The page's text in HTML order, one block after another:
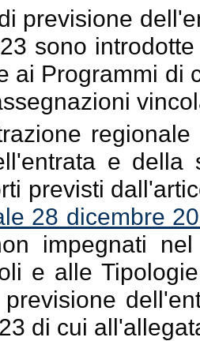
previsione
sono
ai Programmi di
e
previsti
28 dicembre
impegnati
e alle
di cui